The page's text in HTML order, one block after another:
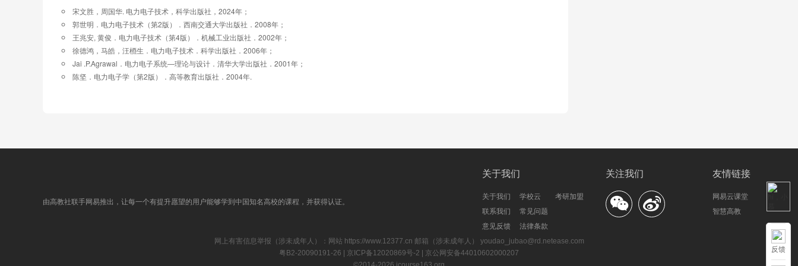
6.2 单项半桥逆变电路
6.3 三相电压型逆变电路
6.4 负载并联谐振型逆变电路
6.5 三相电流型逆变电路的工作原理
6.6 逆变电路的多重化和多电平逆变电路
第六章测验题目
7.4 单相半桥SPWM逆变电路的控制
7.8 空间矢量脉宽调制及其它脉宽调制方式
宋文胜，周国华. 电力电子技术，科学出版社，2024年；
郭世明．电力电子技术（第2版）．西南交通大学出版社．2008年；
王兆安, 黄俊．电力电子技术（第4版）．机械工业出版社．2002年；
徐德鸿，马皓，汪槱生．电力电子技术．科学出版社．2006年；
Jai .P.Agrawal．电力电子系统—理论与设计．清华大学出版社．2001年；
陈坚．电力电子学（第2版）．高等教育出版社．2004年.
由高教社联手网易推出，让每一个有提升愿望的用户能够学到中国知名高校的课程，并获得认证。
友情链接
网易云课堂
智慧高教
关注我们
关于我们
关于我们
学校云
联系我们
常见问题
意见反馈
法律条款
考研加盟
网上有害信息举报（涉未成年人）：网站 https://www.12377.cn 邮箱（涉未成年人） youdao_jubao@rd.netease.com
粤B2-20090191-26
| 京ICP备12020869号-2 | 京公网安备44010602000207
反馈